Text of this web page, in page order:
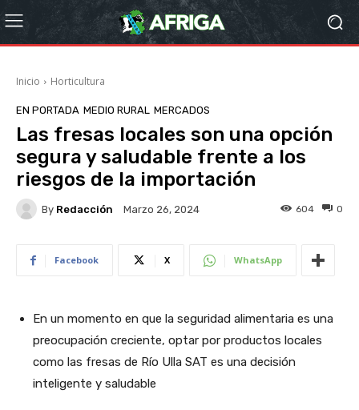
Inicio Horticultura
EN PORTADA MEDIO RURAL MERCADOS
Las fresas locales son una opción
segura y saludable frente a los
riesgos de la importación
By Redacción Marzo 26, 2024 0
604
Facebook X WhatsApp
En un momento en que la seguridad alimentaria es una
preocupación creciente, optar por productos locales
como las fresas de Río Ulla SAT es una decisión
inteligente y saludable